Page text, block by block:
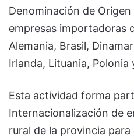
Denominación de
empresas importadoras
Alemania, Brasil,
Irlanda, Lituania, Polonia
Esta actividad forma
Internacionalización de
rural de la provincia